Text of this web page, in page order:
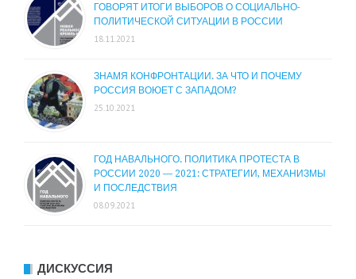
ГОВОРЯТ ИТОГИ ВЫБОРОВ О СОЦИАЛЬНО-
ПОЛИТИЧЕСКОЙ СИТУАЦИИ В РОССИИ
18.11.2021
ЗНАМЯ КОНФРОНТАЦИИ. ЗА ЧТО И ПОЧЕМУ
РОССИЯ ВОЮЕТ С ЗАПАДОМ?
25.10.2021
ГОД НАВАЛЬНОГО. ПОЛИТИКА ПРОТЕСТА В
РОССИИ 2020 — 2021: СТРАТЕГИИ, МЕХАНИЗМЫ
И ПОСЛЕДСТВИЯ
08.09.2021
ДИСКУССИЯ